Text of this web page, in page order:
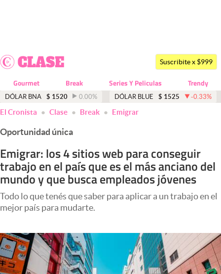
Dólar
Economía y Política
Finanzas y Mercados
Mercados Online
Negocios
Columnistas
Apertura
Clase
Clima
Suscribite x $999
Gourmet Break Series Y Peliculas Trendy
DÓLAR BNA $ 1520 0.00% DÓLAR BLUE $ 1525 -0.33%
El Cronista Clase Break Emigrar
Oportunidad única
Emigrar: los 4 sitios web para conseguir
trabajo en el país que es el más anciano del
mundo y que busca empleados jóvenes
Todo lo que tenés que saber para aplicar a un trabajo en el
mejor país para mudarte.